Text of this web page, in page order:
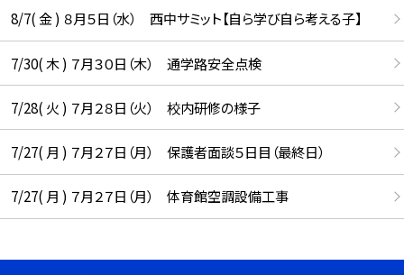
8/7( 金 ) ８月５日（水） 西中サミット【自ら学び自ら考える子】
7/30( 木 ) ７月３０日（木） 通学路安全点検
7/28( 火 ) ７月２８日（火） 校内研修の様子
7/27( 月 ) ７月２７日（月） 保護者面談５日目（最終日）
7/27( 月 ) ７月２７日（月） 体育館空調設備工事